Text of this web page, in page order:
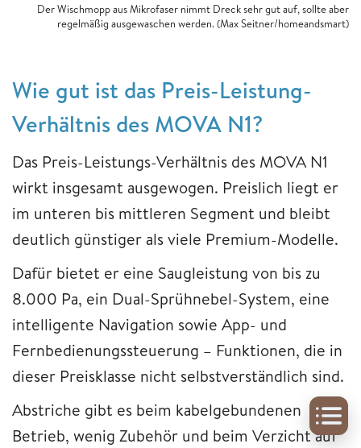
Der Wischmopp aus Mikrofaser nimmt Dreck sehr gut auf, sollte aber
regelmäßig ausgewaschen werden. (Max Seitner/homeandsmart)
Wie gut ist das Preis-Leistung-
Verhältnis des MOVA N1?
Das Preis-Leistungs-Verhältnis des MOVA N1
wirkt insgesamt ausgewogen. Preislich liegt er
im unteren bis mittleren Segment und bleibt
deutlich günstiger als viele Premium-Modelle.
Dafür bietet er eine Saugleistung von bis zu
8.000 Pa, ein Dual-Sprühnebel-System, eine
intelligente Navigation sowie App- und
Fernbedienungssteuerung – Funktionen, die in
dieser Preisklasse nicht selbstverständlich sind.
Abstriche gibt es beim kabelgebundenen
Betrieb, wenig Zubehör und beim Verzicht auf